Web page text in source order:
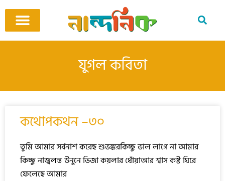
content
যুগল কবিতা
কথোপকথন –৩০
তুমি আমার সর্বনাশ করেছ শুভঙ্করকিচ্ছু ভাল লাগে না আমার
কিচ্ছু নাজ্বলন্ত উনুনে ভিজা কয়লার ধোঁয়াআর শ্বাস কষ্ট ঘিরে
ফেলেছে আমার
a
e e e